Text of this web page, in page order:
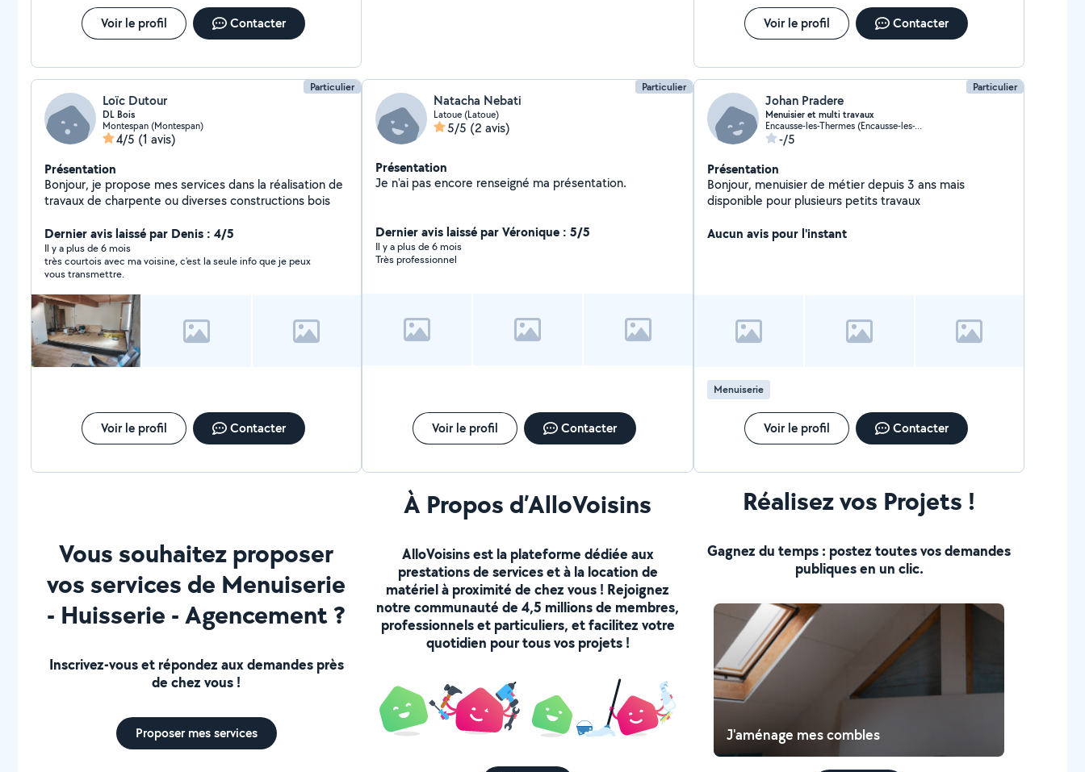
Voir le profil Contacter Voir le profil Contacter
Particulier
Loïc Dutour
DL Bois
Montespan (Montespan)
4/5 (1 avis)
Présentation
Bonjour, je propose mes services dans la réalisation de
travaux de charpente ou diverses constructions bois
Dernier avis laissé par Denis : 4/5
Il y a plus de 6 mois
très courtois avec ma voisine, c'est la seule info que je peux
vous transmettre.
Voir le profil Contacter
Particulier
Natacha Nebati
Latoue (Latoue)
5/5 (2 avis)
Présentation
Je n'ai pas encore renseigné ma présentation.
Dernier avis laissé par Véronique : 5/5
Il y a plus de 6 mois
Très professionnel
Voir le profil Contacter
Particulier
Johan Pradere
Menuisier et multi travaux
Encausse-les-Thermes (Encausse-les-Thermes)
-/5
Présentation
Bonjour, menuisier de métier depuis 3 ans mais
disponible pour plusieurs petits travaux
Aucun avis pour l'instant
Menuiserie
Voir le profil Contacter
Vous souhaitez proposer
vos services de Menuiserie
- Huisserie - Agencement ?
Inscrivez-vous et répondez aux demandes près
de chez vous !
Proposer mes services
À Propos d’AlloVoisins
AlloVoisins est la plateforme dédiée aux
prestations de services et à la location de
matériel à proximité de chez vous ! Rejoignez
notre communauté de 4,5 millions de membres,
professionnels et particuliers, et facilitez votre
quotidien pour tous vos projets !
Réalisez vos Projets !
Gagnez du temps : postez toutes vos demandes
publiques en un clic.
J'aménage mes combles